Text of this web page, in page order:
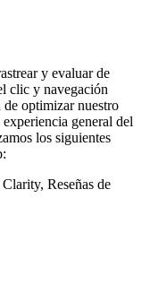
y evaluar de
clic y navegación
optimizar nuestro
general del
los siguientes
Reseñas de